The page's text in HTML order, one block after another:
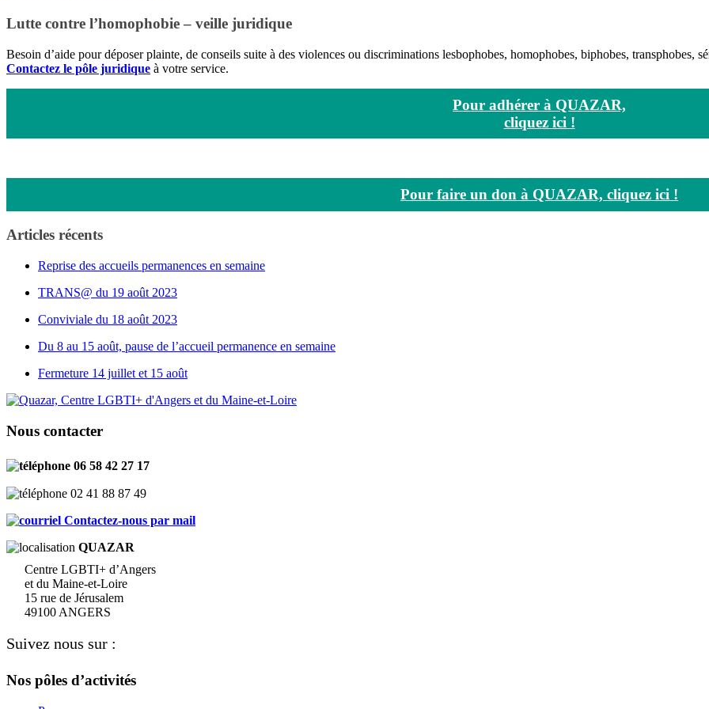
Lutte contre l’homophobie – veille juridique
Besoin d’aide pour déposer plainte, de conseils suite à des violences ou discriminations lesbophobes, homophobes, biphobes, transphobes,
Contactez le pôle juridique à votre service.
Pour adhérer à QUAZAR,
cliquez ici !
Pour faire un don à QUAZAR, cliquez ici !
Articles récents
Reprise des accueils permanences en semaine
TRANS@ du 19 août 2023
Conviviale du 18 août 2023
Du 8 au 15 août, pause de l’accueil permanence en semaine
Fermeture 14 juillet et 15 août
Nous contacter
06 58 42 27 17
02 41 88 87 49
Contactez-nous par mail
QUAZAR
Centre LGBTI+ d’Angers
et du Maine-et-Loire
15 rue de Jérusalem
49100 ANGERS
Suivez nous sur :
Nos pôles d’activités